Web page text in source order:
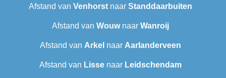
Afstand van Venhorst naar Standdaarbuiten
Afstand van Wouwnaar Wanroij
Afstand van Arkel naar Aarlanderveen
Afstand van Lisse naar Leidschendam